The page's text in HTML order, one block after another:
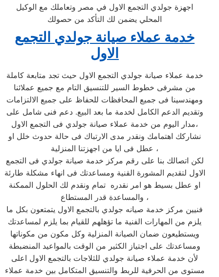
اجهزة جولدي التجمع الاول في مصر وتعاملك مع الوكيل
المحلي يضمن لك التأكد من حصولك
خدمة عملاء صيانة جولدي التجمع
الاول
خدمة عملاء صيانة جولدي التجمع الاول حيث تجد متابعة كاملة
من مشرفى خطوط السير للتنسيق التام مع جميع عملائنا
ومهندسينا فى جميع المحافظات للحفاظ على جميع الالتزامات
وتقديم الدعم الكامل لخدمة ما بعد البيع. دعم فنى شامل على
مدار اليوم من خدمة عملاء صيانة جولدي فى التجمع الاول،
نشاركك اهتمامك ونقدر مدى الارتباك فى حالة حدوث خلل او
عطل فى ايا من اجهزتنا المنزلية ،
لكن اتصالك بنا على رقم مركز خدمة صيانة جولدي فى التجمع
الاول لتقديم المشورة القنية ومساعدتك فى انهاء مشكلة طارئة
او عطل بسيط هو امر نقدره تمام ونقدم لك الحلول الممكنة
والمساعدة قدر المستطاع ،
فنيين مركز خدمة صيانه جولدي بالتجمع الاول يتمتعون بكل ما
يلزم من المهارات الفنية ما تؤهلهم للقيام بما يلزم لمساعدتك
ويستطيعون ضمان الصيانة المنزلية وكل مكون من مكوناتها
ومساعدتك على اجتياز الكثير من الوقت بالمواعيد المنضبطة
لأن خدمة عملاء صيانة جولدي للثلاجات بالتجمع الاول اعلى
مستوى من الحرفية للربط والتنسيق المتكامل بين خدمة عملاء